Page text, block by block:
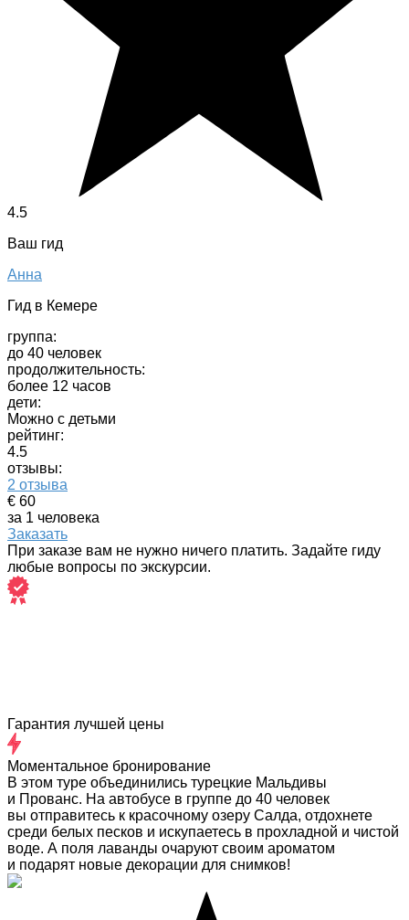
4.5
Ваш гид
Анна
Гид в Кемере
группа:
до 40 человек
продолжительность:
более 12 часов
дети:
Можно с детьми
рейтинг:
4.5
отзывы:
2 отзыва
€ 60
за 1 человека
Заказать
При заказе вам не нужно ничего платить. Задайте гиду
любые вопросы по экскурсии.
Гарантия лучшей цены
Моментальное бронирование
В этом туре объединились турецкие Мальдивы
и Прованс. На автобусе в группе до 40 человек
вы отправитесь к красочному озеру Салда, отдохнете
среди белых песков и искупаетесь в прохладной и чистой
воде. А поля лаванды очаруют своим ароматом
и подарят новые декорации для снимков!